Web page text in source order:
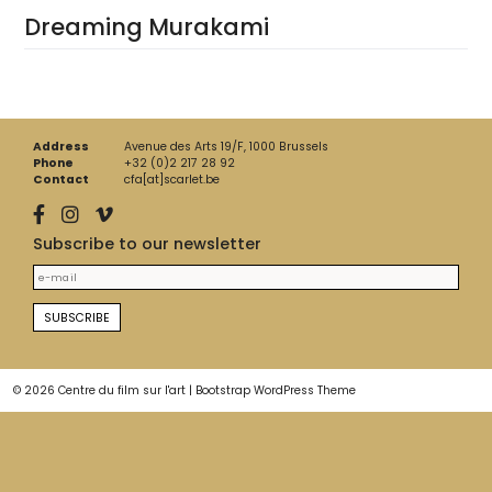
Dreaming Murakami
Address
Avenue des Arts 19/F, 1000 Brussels
Phone
+32 (0)2 217 28 92
Contact
cfa[at]scarlet.be
Subscribe to our newsletter
© 2026 Centre du film sur l'art | Bootstrap WordPress Theme